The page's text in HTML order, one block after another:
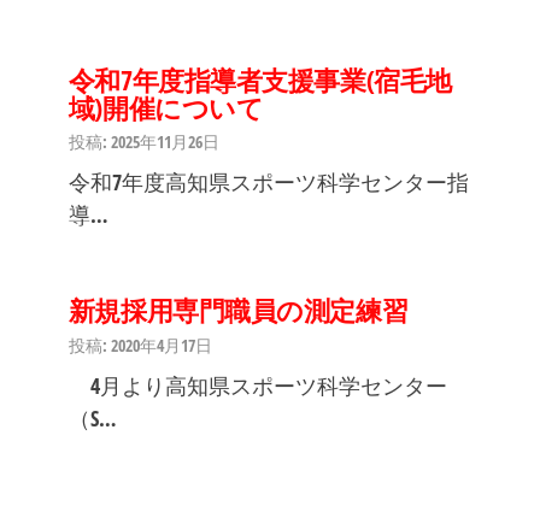
令和7年度指導者支援事業(宿毛地
域)開催について
投稿: 2025年11月26日
令和7年度高知県スポーツ科学センター指
導…
新規採用専門職員の測定練習
投稿: 2020年4月17日
4月より高知県スポーツ科学センター
（S…